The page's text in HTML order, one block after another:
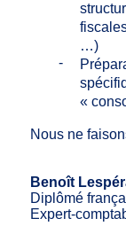
…)
-
«
Nous ne
Benoît
Diplômé
Expert-